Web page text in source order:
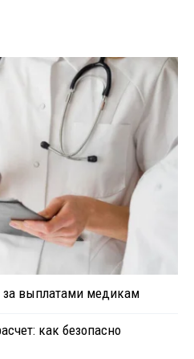
за выплатами медикам
как безопасно